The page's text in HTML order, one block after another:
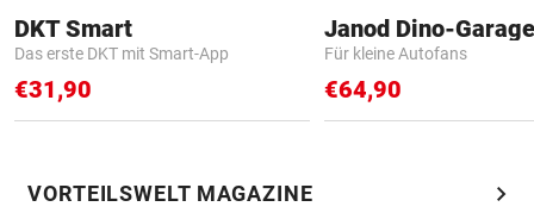
DKT Smart
Das erste DKT mit Smart-App
€31,90
Janod Dino-Garage
Für kleine Autofans
€64,90
VORTEILSWELT MAGAZINE chevron_right